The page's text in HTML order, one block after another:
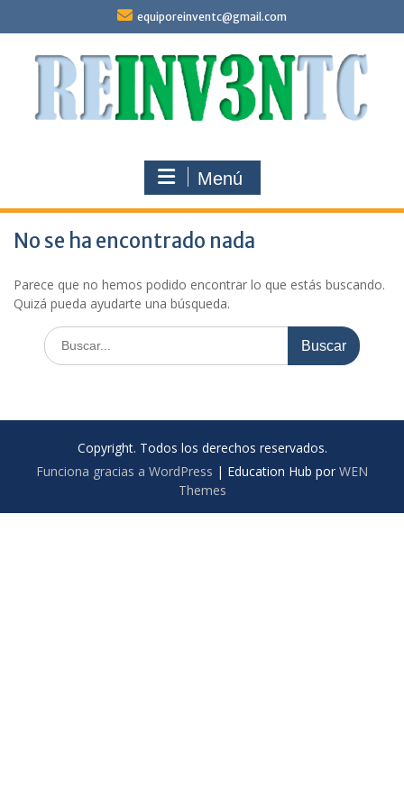
equiporeinventc@gmail.com
Menú
No se ha encontrado nada
Parece que no hemos podido encontrar lo que estás buscando.
Quizá pueda ayudarte una búsqueda.
Buscar:
Copyright. Todos los derechos reservados.
Funciona gracias a WordPress | Education Hub por WEN
Themes